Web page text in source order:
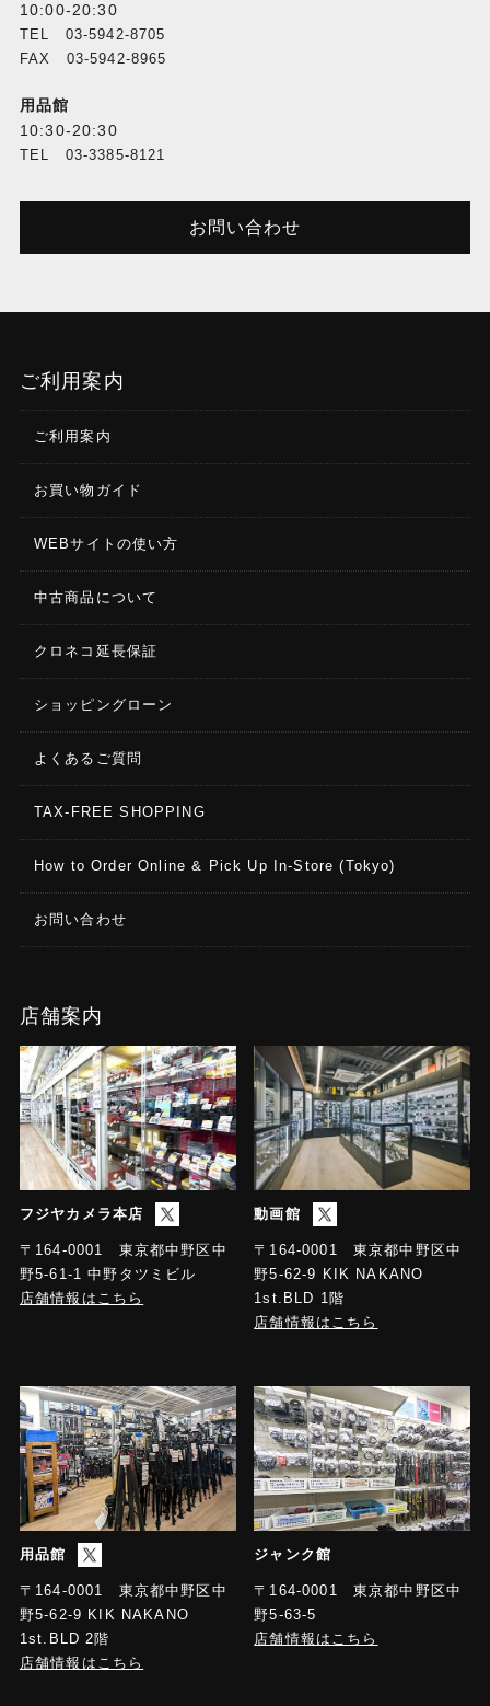
10:00-20:30
TEL 03-5942-8705
FAX 03-5942-8965
用品館
10:30-20:30
TEL 03-3385-8121
お問い合わせ
ご利用案内
ご利用案内
お買い物ガイド
WEBサイトの使い方
中古商品について
クロネコ延長保証
ショッピングローン
よくあるご質問
TAX-FREE SHOPPING
How to Order Online & Pick Up In-Store (Tokyo)
お問い合わせ
店舗案内
フジヤカメラ本店
〒164-0001 東京都中野区中
野5-61-1 中野タツミビル
店舗情報はこちら
動画館
〒164-0001 東京都中野区中
野5-62-9 KIK NAKANO
1st.BLD 1階
店舗情報はこちら
用品館
〒164-0001 東京都中野区中
野5-62-9 KIK NAKANO
1st.BLD 2階
店舗情報はこちら
ジャンク館
〒164-0001 東京都中野区中
野5-63-5
店舗情報はこちら